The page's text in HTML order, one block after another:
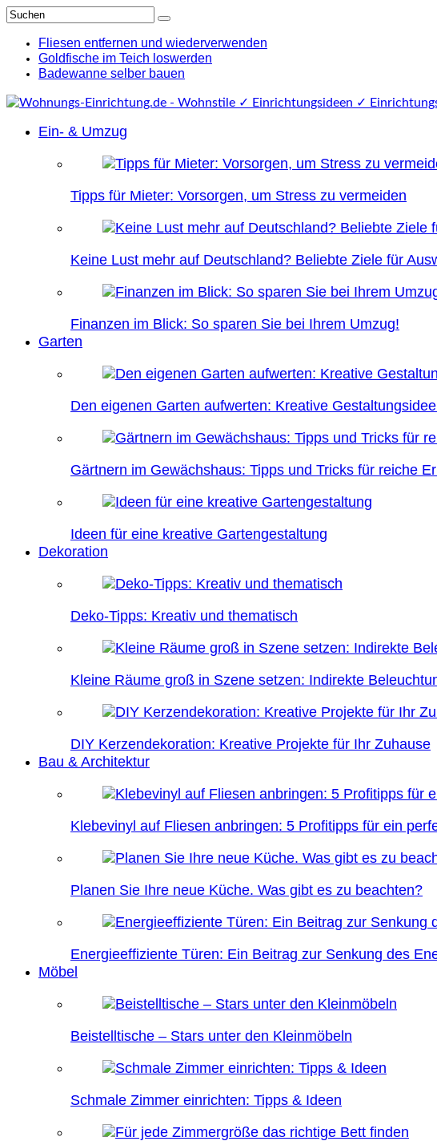
Fliesen entfernen und wiederverwenden
Goldfische im Teich loswerden
Badewanne selber bauen
Ein- & Umzug
Tipps für Mieter: Vorsorgen, um Stress zu vermeiden
Keine Lust mehr auf Deutschland? Beliebte Ziele für
Finanzen im Blick: So sparen Sie bei Ihrem Umzug!
Garten
Den eigenen Garten aufwerten: Kreative
Gärtnern im Gewächshaus: Tipps und Tricks für reiche
Ideen für eine kreative Gartengestaltung
Dekoration
Deko-Tipps: Kreativ und thematisch
Kleine Räume groß in Szene setzen: Indirekte
DIY Kerzendekoration: Kreative Projekte für Ihr Zuhause
Bau & Architektur
Klebevinyl auf Fliesen anbringen: 5 Profitipps für ein
Planen Sie Ihre neue Küche. Was gibt es zu beachten?
Energieeffiziente Türen: Ein Beitrag zur Senkung des
Möbel
Beistelltische – Stars unter den Kleinmöbeln
Schmale Zimmer einrichten: Tipps & Ideen